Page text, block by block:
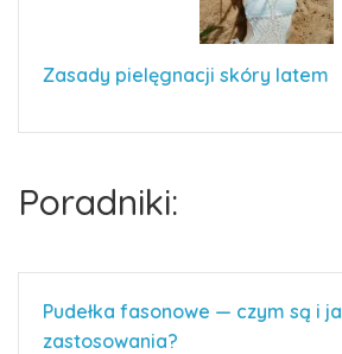
Zasady pielęgnacji skóry latem
Poradniki:
Pudełka fasonowe — czym są i
zastosowania?